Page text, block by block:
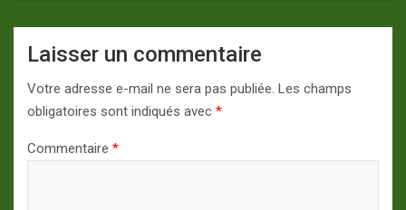
Laisser un commentaire
Votre adresse e-mail ne sera pas publiée. Les champs
obligatoires sont indiqués avec *
Commentaire *